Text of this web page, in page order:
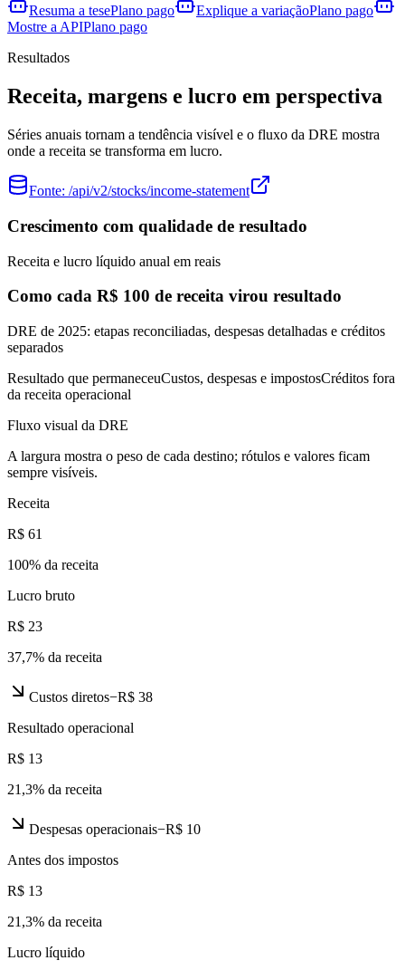
Resuma a tesePlano pago Explique a variaçãoPlano pago
Mostre a APIPlano pago
Resultados
Receita, margens e lucro em perspectiva
Séries anuais tornam a tendência visível e o fluxo da DRE mostra
onde a receita se transforma em lucro.
Fonte: /api/v2/stocks/income-statement
Crescimento com qualidade de resultado
Receita e lucro líquido anual em reais
Como cada R$ 100 de receita virou resultado
DRE de 2025: etapas reconciliadas, despesas detalhadas e créditos
separados
Resultado que permaneceuCustos, despesas e impostosCréditos fora
da receita operacional
Fluxo visual da DRE
A largura mostra o peso de cada destino; rótulos e valores ficam
sempre visíveis.
Receita
R$ 61
100% da receita
Lucro bruto
R$ 23
37,7% da receita
Custos diretos−R$ 38
Resultado operacional
R$ 13
21,3% da receita
Despesas operacionais−R$ 10
Antes dos impostos
R$ 13
21,3% da receita
Lucro líquido